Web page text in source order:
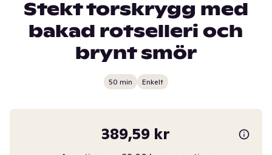
Stekt torskrygg med
bakad rotselleri och
brynt smör
50 min Enkelt
389,59 kr